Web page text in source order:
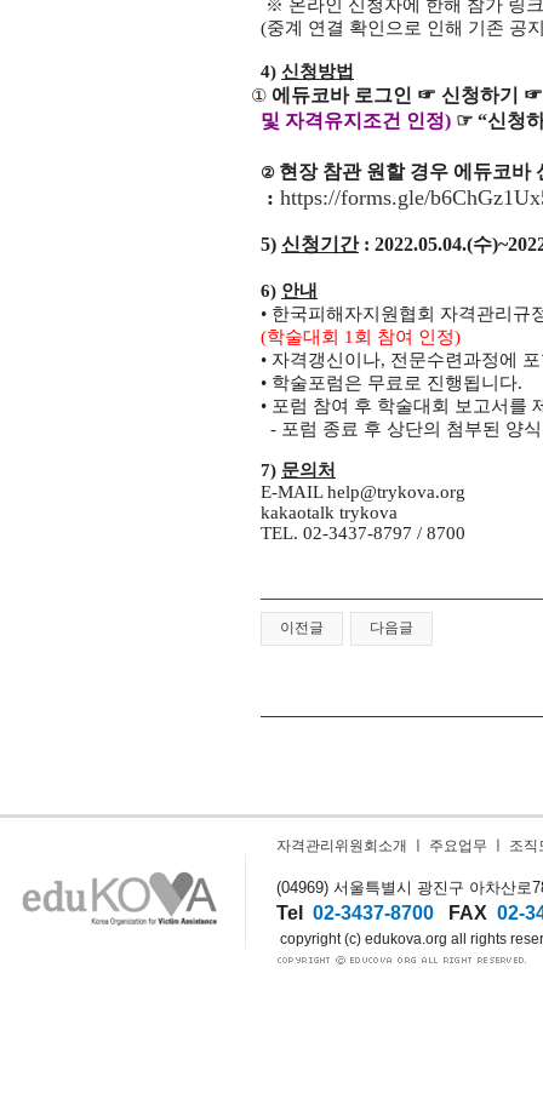
※ 온라인 신청자에 한해 참가 링
(중계 연결 확인으로 인해 기존 공
4) 신청방법
① 에듀코바 로그인 ☞ 신청하기
및 자격유지조건 인정) ☞ “신청
② 현장 참관 원할 경우 에듀코바
: https://forms.gle/
5) 신청기간 : 2022.05.04.(수
6) 안내
• 한국피해자지원협회 자격관리규
(학술대회 1 회 참여 인정)
• 자격갱신이나, 전문수련과정에
• 학술포럼은 무료로 진행됩니다.
• 포럼 참여 후 학술대회 보고서를
- 포럼 종료 후 상단의 첨부된 양
7) 문의처
E-MAILhelp@trykova.org
kakaotalk trykova
TEL. 02-3437-8797 / 8700
이전글 다음글
자격관리위원회소개 주요업무 조직
(04969) 서울특별시 광진구 아차산로
Tel 02-3437-8700 FAX 02-
copyright (c) edukova.org all rights